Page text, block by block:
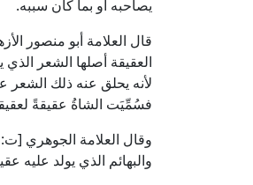
يصاحبه أو بما كان سببه.
العقيقة أصلها الشعر
لأنه يحلق عنه ذلك الشعر
فسُمِّيَت الشاةُ عقيقةً
والبهائم الذي يولد عليه